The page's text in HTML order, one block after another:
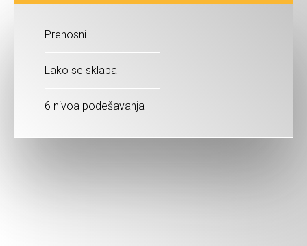
Prenosni
Lako se sklapa
6 nivoa podešavanja